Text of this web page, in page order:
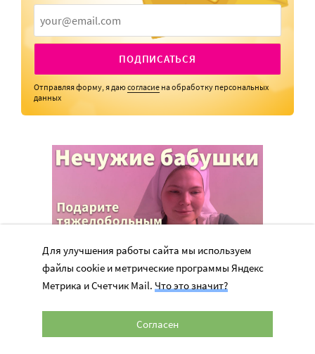
ПОДПИСАТЬСЯ
Отправляя форму, я даюсогласие на обработку персональных
данных
Для улучшения работы сайта мы используем
файлы cookie и метрические программы Яндекс
Метрика и Счетчик Mail. Что это значит?
Согласен